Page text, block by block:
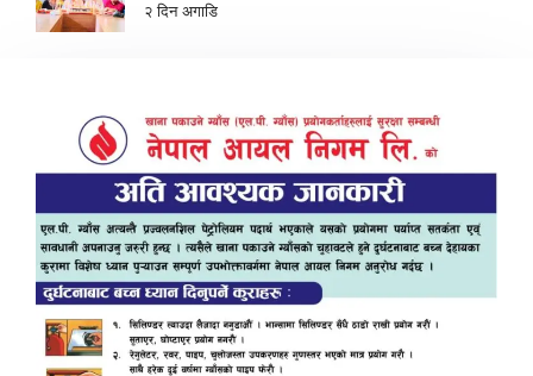
२ दिन अगाडि